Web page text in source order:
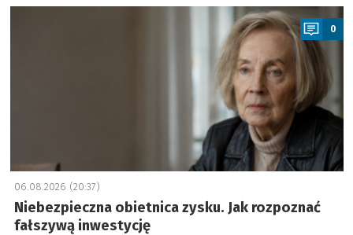
a
0
06.08.2026 (20:37)
Niebezpieczna obietnica zysku. Jak rozpoznać
fałszywą inwestycję